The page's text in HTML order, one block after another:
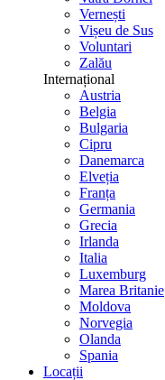
Vernești
Vișeu de Sus
Voluntari
Zalău
Internațional
Austria
Belgia
Bulgaria
Cipru
Danemarca
Elveția
Franța
Germania
Grecia
Irlanda
Italia
Luxemburg
Marea Britanie
Moldova
Norvegia
Olanda
Spania
Locații